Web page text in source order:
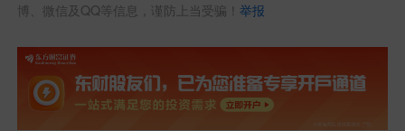
博、微信及QQ等信息，谨防上当受骗！举报